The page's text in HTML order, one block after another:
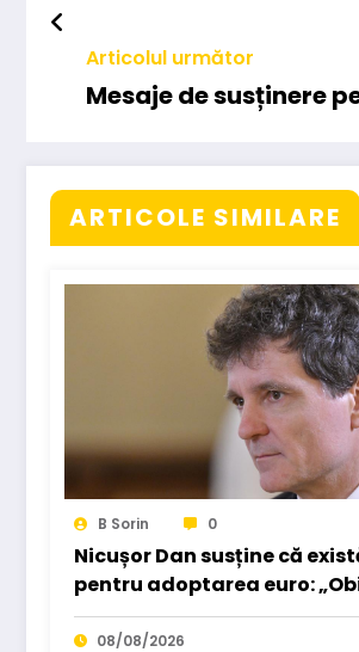
Articolul următor
Mesaje de susținere
ARTICOLE SIMILARE
B Sorin 0
Nicușor Dan susține că
pentru adoptarea euro:
pot fi realizate dacă…
08/08/2026